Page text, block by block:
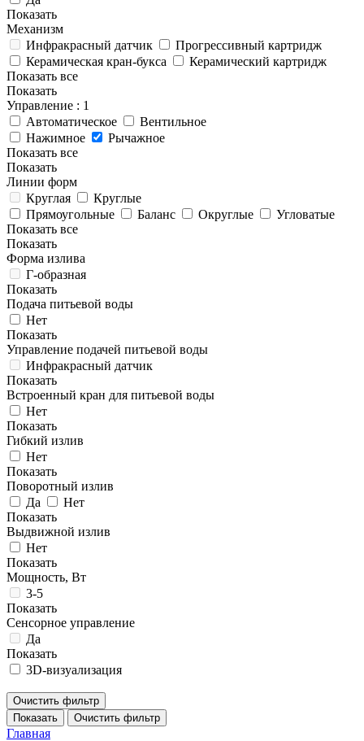
Показать
Механизм
Инфракрасный датчик
Прогрессивный картридж
Керамическая кран-букса
Керамический картридж
Показать все
Показать
Управление : 1
Автоматическое
Вентильное
Нажимное
Рычажное
Показать все
Показать
Линии форм
Круглая
Круглые
Прямоугольные
Баланс Округлые
Угловатые
Показать все
Показать
Форма излива
Г-образная
Показать
Подача питьевой воды
Нет
Показать
Управление подачей питьевой воды
Инфракрасный датчик
Показать
Встроенный кран для питьевой воды
Нет
Показать
Гибкий излив
Нет
Показать
Поворотный излив
Да
Нет
Показать
Выдвижной излив
Нет
Показать
Мощность, Вт
3-5
Показать
Сенсорное управление
Да
Показать
3D-визуализация
Очистить фильтр
Показать
Очистить фильтр
Главная